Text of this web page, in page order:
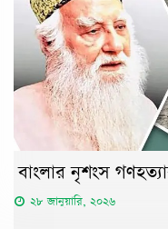
বাংলার নৃশংস
২৮ জানুয়ারি, ২০২৬